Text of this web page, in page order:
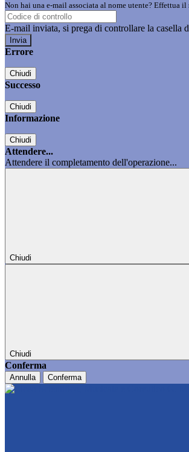
Non hai una e-mail associata al nome utente? Effettua
E-mail inviata, si prega di controllare la casella
Errore
Chiudi
Successo
Chiudi
Informazione
Chiudi
Attendere...
Attendere il completamento dell'operazione...
Chiudi
Chiudi
Conferma
Annulla Conferma